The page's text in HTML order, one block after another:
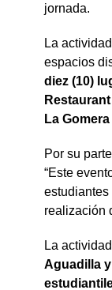
jornada.
La
espacios
diez (10)
La
Por su
“Este
realización
La
Aguadilla